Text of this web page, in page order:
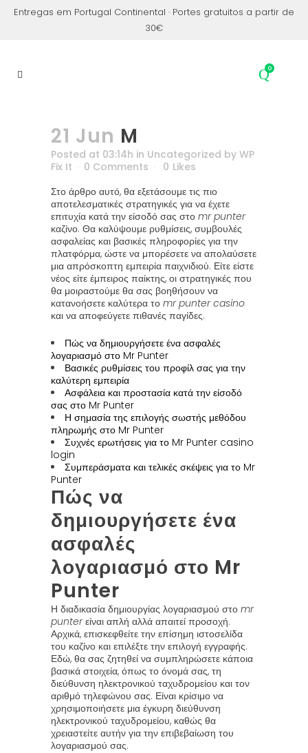
Entregas em Portugal Continental · Portes gratuitos a partir de
30€
0
21 Jun M
Posted at 03:14h in Uncategorized by WP
Fix It
0 Comments 0 Likes
Στο άρθρο αυτό, θα εξετάσουμε τις πιο
αποτελεσματικές στρατηγικές για να έχετε
επιτυχία κατά την είσοδό σας στο mr punter
καζίνο. Θα καλύψουμε ρυθμίσεις, συμβουλές
ασφαλείας και βασικές πληροφορίες για την
πλατφόρμα, ώστε να μπορέσετε να απολαύσετε
μια απρόσκοπτη εμπειρία παιχνιδιού. Είτε είστε
νέος είτε έμπειρος παίκτης, οι στρατηγικές που
θα μοιραστούμε θα σας βοηθήσουν να
κατανοήσετε καλύτερα το mr punter casino
και να αποφεύγετε πιθανές παγίδες.
Πώς να δημιουργήσετε ένα ασφαλές
λογαριασμό στο Mr Punter
Βασικές ρυθμίσεις του προφίλ σας για την
καλύτερη εμπειρία
Ασφάλεια και προστασία κατά την είσοδό
σας στο Mr Punter
Η σημασία της επιλογής σωστής μεθόδου
πληρωμής στο Mr Punter
Συχνές ερωτήσεις για το Mr Punter casino
login
Συμπεράσματα και τελικές σκέψεις για το Mr
Punter
Πώς να
δημιουργήσετε ένα
ασφαλές
λογαριασμό στο Mr
Punter
Η διαδικασία δημιουργίας λογαριασμού στο mr
punterείναι απλή αλλά απαιτεί προσοχή.
Αρχικά, επισκεφθείτε την επίσημη ιστοσελίδα
του καζίνο και επιλέξτε την επιλογή εγγραφής.
Εδώ, θα σας ζητηθεί να συμπληρώσετε κάποια
βασικά στοιχεία, όπως το όνομά σας, τη
διεύθυνση ηλεκτρονικού ταχυδρομείου και τον
αριθμό τηλεφώνου σας. Είναι κρίσιμο να
χρησιμοποιήσετε μια έγκυρη διεύθυνση
ηλεκτρονικού ταχυδρομείου, καθώς θα
χρειαστείτε αυτήν για την επιβεβαίωση του
λογαριασμού σας.